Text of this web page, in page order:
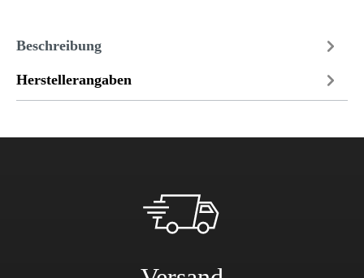
Beschreibung
Herstellerangaben